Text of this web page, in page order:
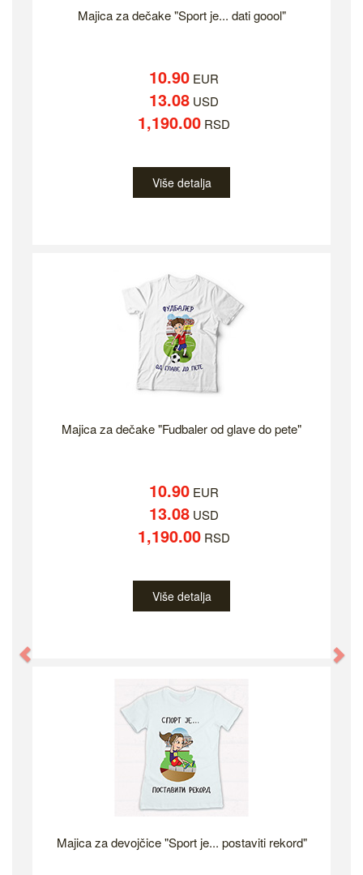
Majica za dečake "Sport je... dati goool"
10.90EUR
13.08USD
1,190.00RSD
Više detalja
Majica za dečake "Fudbaler od glave do pete"
10.90EUR
13.08USD
1,190.00RSD
Više detalja
Majica za devojčice "Sport je... postaviti rekord"